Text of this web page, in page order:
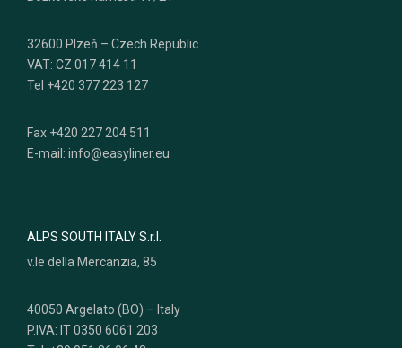
32600 Plzeň – Czech Republic
VAT: CZ 017 414 11
Tel +420 377 223 127
Fax +420 227 204 511
E-mail: info@easyliner.eu
ALPS SOUTH ITALY S.r.l.
v.le della Mercanzia, 85
40050 Argelato (BO) – Italy
P.IVA: IT 0350 6061 203